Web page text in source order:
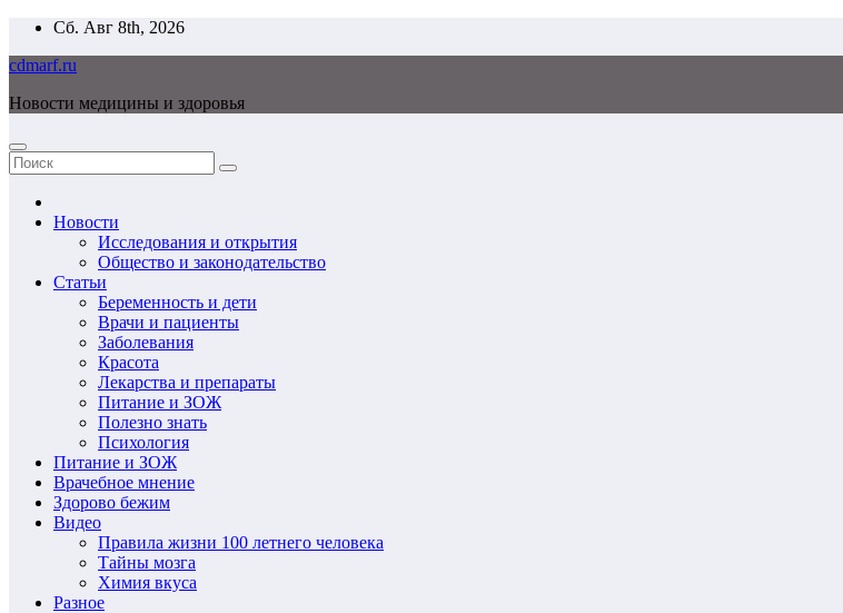
Перейти
содержимому
Сб. Авг 8th, 2026
cdmarf.ru
Новости медицины и здоровья
Новости
Исследования и открытия
Общество и законодательство
Статьи
Беременность и дети
Врачи и пациенты
Заболевания
Красота
Лекарства и препараты
Питание и ЗОЖ
Полезно знать
Психология
Питание и ЗОЖ
Врачебное мнение
Здорово бежим
Видео
Правила жизни 100 летнего человека
Тайны мозга
Химия вкуса
Разное